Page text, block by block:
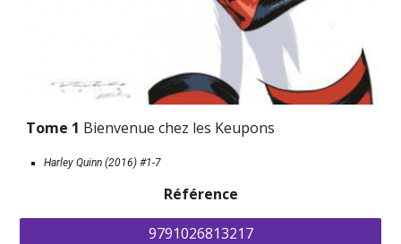
Tome 1 Bienvenue chez les Keupons
Harley Quinn (2016) #1-7
Référence
9791026813217